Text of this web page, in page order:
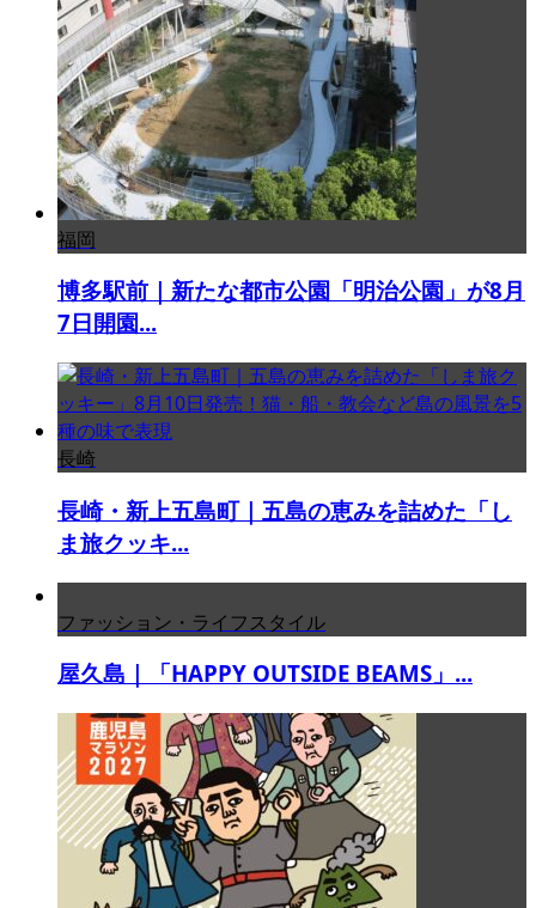
福岡
博多駅前｜新たな都市公園「明治公園」が8月
7日開園...
長崎
長崎・新上五島町｜五島の恵みを詰めた「し
ま旅クッキ...
ファッション・ライフスタイル
屋久島｜「HAPPY OUTSIDE BEAMS」...